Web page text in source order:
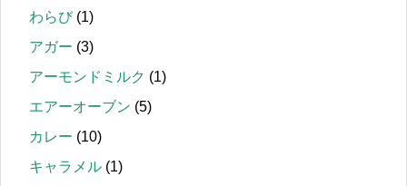
わらび(1)
アガー (3)
アーモンドミルク (1)
エアーオーブン (5)
カレー (10)
キャラメル (1)